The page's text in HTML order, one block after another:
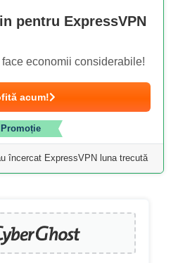
pentru ExpressVPN
economii considerabile!
acum!
Promoție
încercat ExpressVPN luna trecută